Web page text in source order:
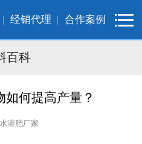
经销代理 合作案例
百科
如何提高产量？
溶肥厂家